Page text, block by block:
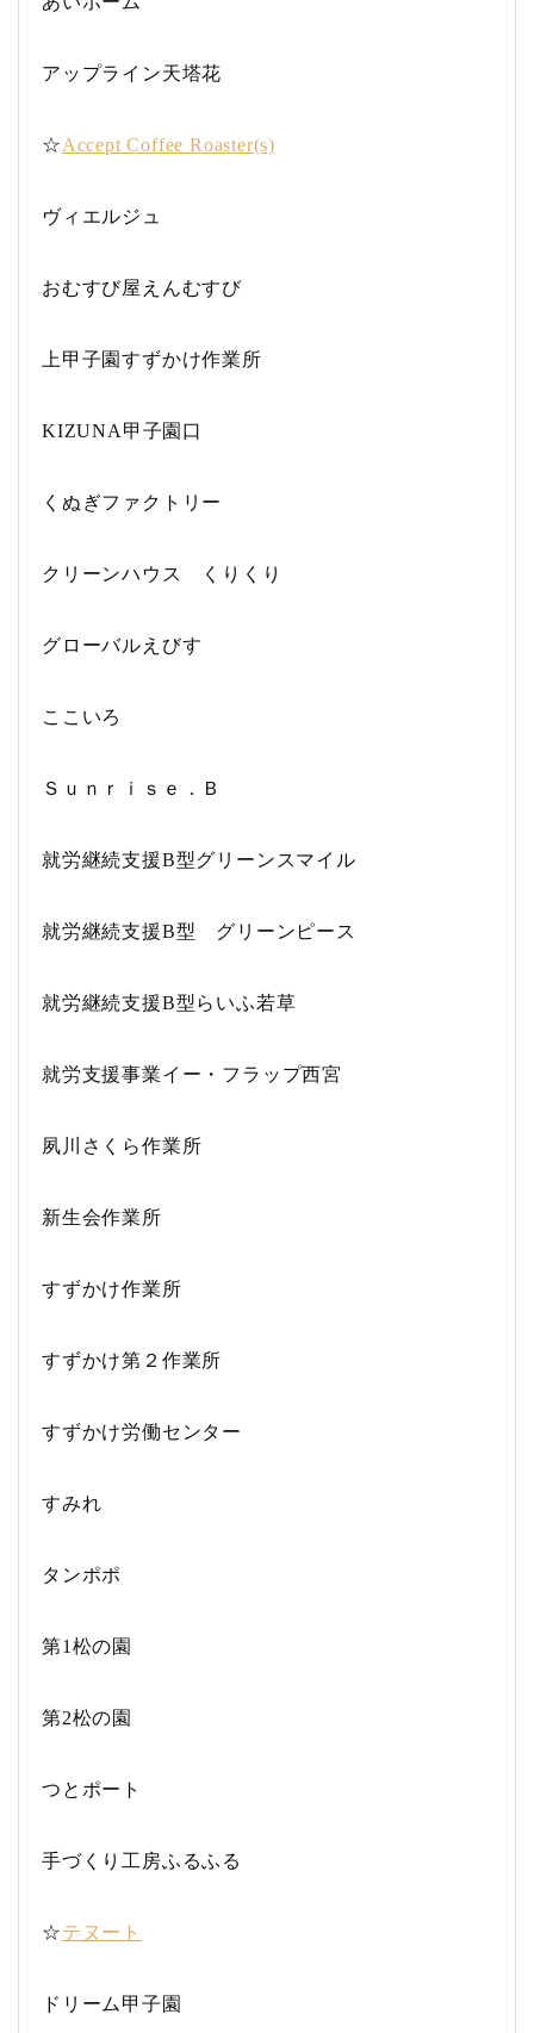
アップライン天塔花
☆Accept Coffee Roaster(s)
ヴィエルジュ
おむすび屋えんむすび
上甲子園すずかけ作業所
KIZUNA甲子園口
くぬぎファクトリー
クリーンハウス くりくり
グローバルえびす
ここいろ
Ｓｕｎｒｉｓｅ．Ｂ
就労継続支援B型グリーンスマイル
就労継続支援B型 グリーンピース
就労継続支援B型らいふ若草
就労支援事業イー・フラップ西宮
夙川さくら作業所
新生会作業所
すずかけ作業所
すずかけ第２作業所
すずかけ労働センター
すみれ
タンポポ
第1松の園
第2松の園
つとポート
手づくり工房ふるふる
☆テヌート
ドリーム甲子園